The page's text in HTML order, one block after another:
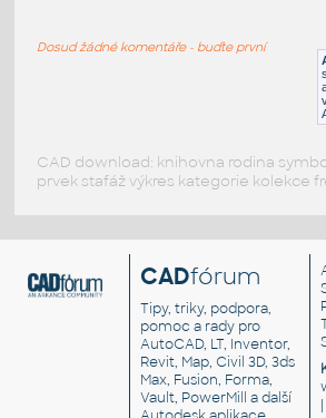
Dosud žádné komentáře - buďte první
CAD download: knihovna rodina
prvek stafáž výkres kategorie kolekce
CADfórum
Tipy, triky, podpora,
pomoc a rady pro
AutoCAD, LT, Inventor,
Revit, Map, Civil 3D, 3ds
Max, Fusion, Forma,
Vault, PowerMill a další